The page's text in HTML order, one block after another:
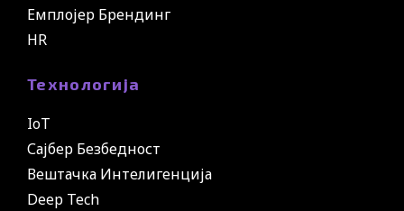
Емплојер Брендинг
HR
Технологија
IoT
Сајбер Безбедност
Вештачка Интелигенција
Deep Tech